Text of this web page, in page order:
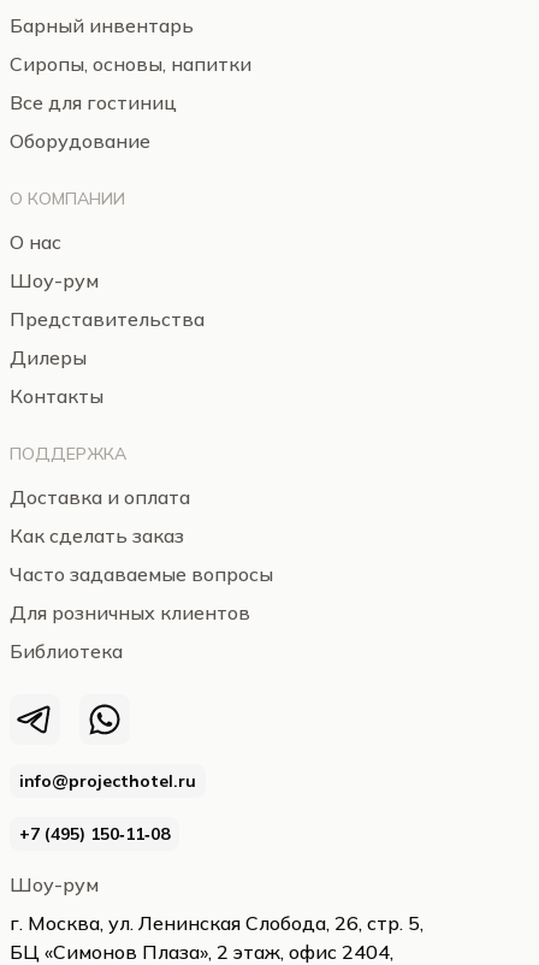
info@projecthotel.ru
+7 (495) 150‑11‑08
Шоу-рум
г. Москва, ул. Ленинская Слобода, 26, стр. 5,
БЦ «Симонов Плаза», 2 этаж, офис 2404,
Барный инвентарь
Сиропы, основы, напитки
Все для гостиниц
Оборудование
О КОМПАНИИ
О нас
Шоу-рум
Представительства
Дилеры
Контакты
ПОДДЕРЖКА
Доставка и оплата
Как сделать заказ
Часто задаваемые вопросы
Для розничных клиентов
Библиотека